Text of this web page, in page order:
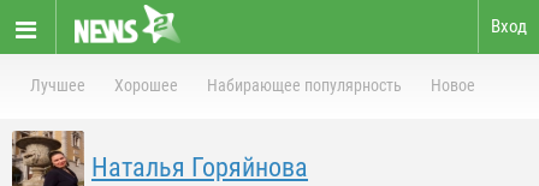
Вход
Лучшее Хорошее Набирающее популярность Новое
Наталья Горяйнова